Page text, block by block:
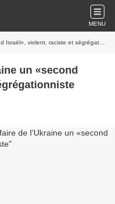
MENU
violent, raciste et ségrégationniste
un «second